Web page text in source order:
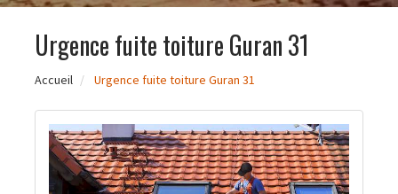
Urgence fuite toiture Guran 31
Accueil Urgence fuite toiture Guran 31